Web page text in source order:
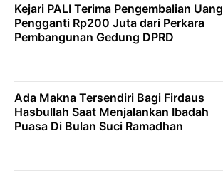
Kejari PALI Terima Pengembalian Uang
Pengganti Rp200 Juta dari Perkara
Pembangunan Gedung DPRD
Ada Makna Tersendiri Bagi Firdaus
Hasbullah Saat Menjalankan Ibadah
Puasa Di Bulan Suci Ramadhan